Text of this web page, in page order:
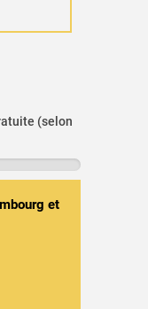
(selon
et